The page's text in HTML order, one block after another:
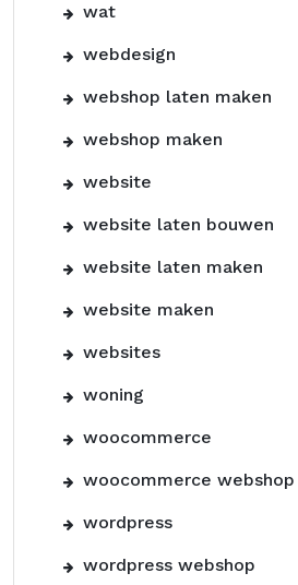
wat
webdesign
webshop laten maken
webshop maken
website
website laten bouwen
website laten maken
website maken
websites
woning
woocommerce
woocommerce webshop
wordpress
wordpress webshop